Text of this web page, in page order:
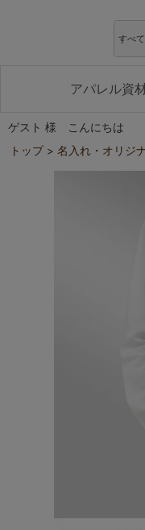
アパレル資
ゲスト 様 こんにちは
トップ 名入れ・オリジ